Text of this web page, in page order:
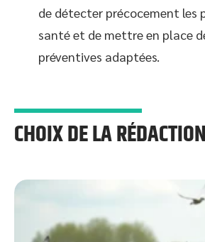
de détecter précocement les
santé et de mettre en place
préventives adaptées.
CHOIX DE LA RÉDACTION